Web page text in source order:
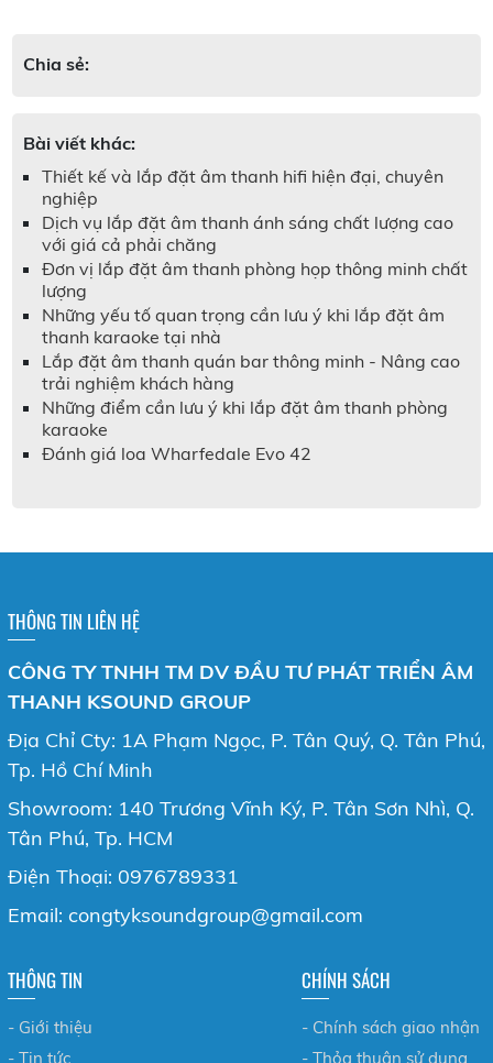
Chia sẻ:
Bài viết khác:
Thiết kế và lắp đặt âm thanh hifi hiện đại, chuyên
nghiệp
Dịch vụ lắp đặt âm thanh ánh sáng chất lượng cao
với giá cả phải chăng
Đơn vị lắp đặt âm thanh phòng họp thông minh chất
lượng
Những yếu tố quan trọng cần lưu ý khi lắp đặt âm
thanh karaoke tại nhà
Lắp đặt âm thanh quán bar thông minh - Nâng cao
trải nghiệm khách hàng
Những điểm cần lưu ý khi lắp đặt âm thanh phòng
karaoke
Đánh giá loa Wharfedale Evo 42
THÔNG TIN LIÊN HỆ
CÔNG TY TNHH TM DV ĐẦU TƯ PHÁT TRIỂN ÂM
THANH KSOUND GROUP
Địa Chỉ Cty: 1A Phạm Ngọc, P. Tân Quý, Q. Tân Phú,
Tp. Hồ Chí Minh
Showroom: 140 Trương Vĩnh Ký, P. Tân Sơn Nhì, Q.
Tân Phú, Tp. HCM
Điện Thoại: 0976789331
Email: congtyksoundgroup@gmail.com
THÔNG TIN
- Giới thiệu
- Tin tức
CHÍNH SÁCH
- Chính sách giao nhận
- Thỏa thuận sử dụng